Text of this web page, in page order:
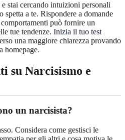
stai cercando intuizioni personali
spetta a te. Rispondere a domande
può fornire un
tue tendenze. Inizia il tuo test
una maggiore chiarezza provando
homepage.
su Narcisismo e
un narcisista?
Considera come gestisci le